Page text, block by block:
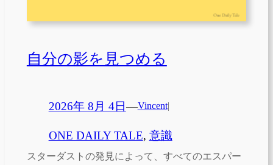
自分の影を見つめる
2026年 8月 4日—Vincent|
ONE DAILY TALE, 意識
スターダストの発見によって、すべてのエスパー